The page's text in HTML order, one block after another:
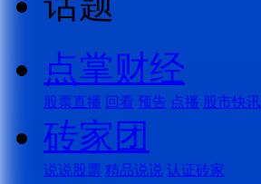
点掌财经
股票直播 回看 预告 点播 股市快讯
砖家团
说说股票 精品说说 认证砖家